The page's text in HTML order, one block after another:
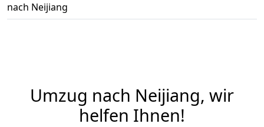
nach Neijiang
Umzug nach Neijiang, wir
helfen Ihnen!